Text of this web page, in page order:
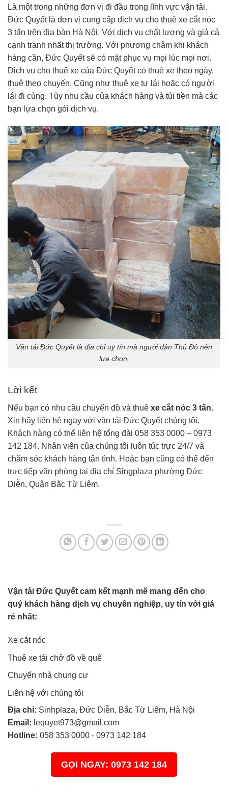
Là một trong những đơn vị đi đầu trong lĩnh vực vận tải.
Đức Quyết là đơn vị cung cấp dịch vụ cho thuê xe cắt nóc
3 tấn trên địa bàn Hà Nội. Với dịch vụ chất lượng và giá cả
cạnh tranh nhất thị trường. Với phương châm khi khách
hàng cần, Đức Quyết sẽ có mặt phục vụ mọi lúc mọi nơi.
Dịch vụ cho thuê xe của Đức Quyết có thuê xe theo ngày,
thuê theo chuyến. Cũng như thuê xe tự lái hoặc có người
lái đi cùng. Tùy nhu cầu của khách hàng và túi tiền mà các
bạn lựa chọn gói dịch vụ.
Vận tải Đức Quyết là địa chỉ uy tín mà người dân Thủ Đô nên
lựa chọn.
Lời kết
Nếu bạn có nhu cầu chuyển đồ và thuê xe cắt nóc 3 tấn.
Xin hãy liên hệ ngay với vận tải Đức Quyết chúng tôi.
Khách hàng có thể liên hệ tổng đài 058 353 0000 – 0973
142 184. Nhân viên của chúng tôi luôn túc trực 24/7 và
chăm sóc khách hàng tận tình. Hoặc bạn cũng có thể đến
trực tiếp văn phòng tại địa chỉ Singplaza phường Đức
Diễn, Quận Bắc Từ Liêm.
Vận tải Đức Quyết cam kết mạnh mẽ mang đến cho
quý khách hàng dịch vụ chuyên nghiệp, uy tín với giá
rẻ nhất:
Xe cắt nóc
Thuê xe tải chở đồ về quê
Chuyển nhà chung cư
Liên hệ với chúng tôi
Địa chỉ: Sinhplaza, Đức Diễn, Bắc Từ Liêm, Hà Nội
Email: lequyet973@gmail.com
Hotline: 058 353 0000 - 0973 142 184
GỌI NGAY: 0973 142 184